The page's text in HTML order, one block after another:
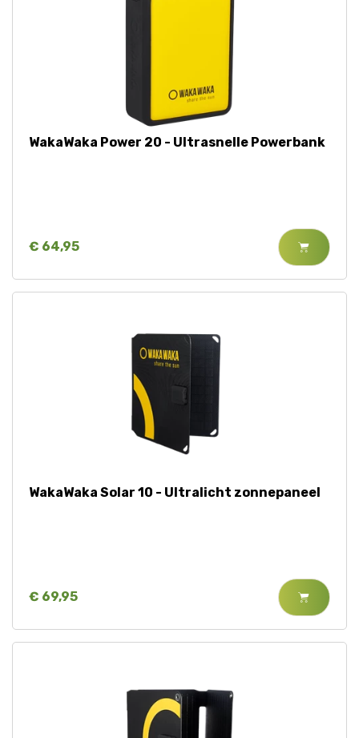
WakaWaka Power 20 - Ultrasnelle Powerbank
€ 64,95
WakaWaka Solar 10 - Ultralicht zonnepaneel
€ 69,95